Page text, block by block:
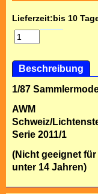
Lieferzeit:bis 10
Beschreibung
1/87
AWM
Schweiz/
Serie 2011/1
(Nicht geeignet
unter 14 Jahren)